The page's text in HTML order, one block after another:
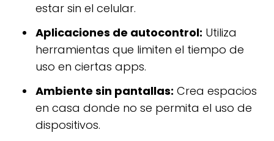
estar sin el celular.
Aplicaciones de autocontrol: Utiliza
herramientas que limiten el tiempo de
uso en ciertas apps.
Ambiente sin pantallas: Crea espacios
en casa donde no se permita el uso de
dispositivos.